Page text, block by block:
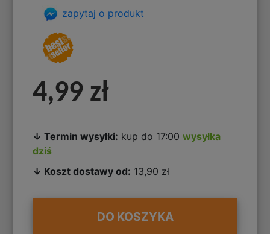
zapytaj o produkt
4,99 zł
↓ Termin wysyłki: kup do 17:00wysyłka
dziś
↓ Koszt dostawy od: 13,90 zł
DO KOSZYKA